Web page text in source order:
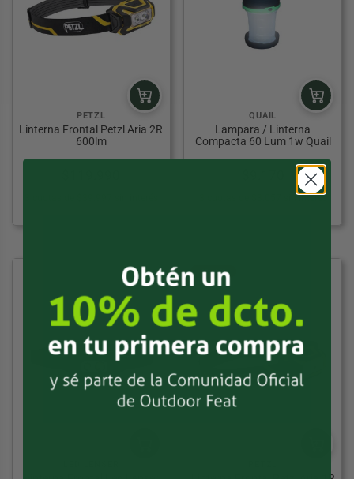
PETZL
Linterna Frontal Petzl Aria 2R
600lm
QUAIL
Lampara / Linterna
Compacta 60 Lum 1w Quail
3 cuotas de $3.057 sin interés
25% OFF